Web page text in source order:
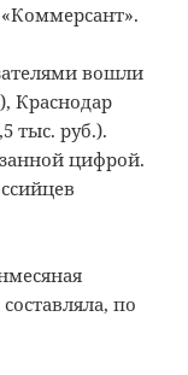
вошли
Краснодар
тыс. руб.).
цифрой.
по